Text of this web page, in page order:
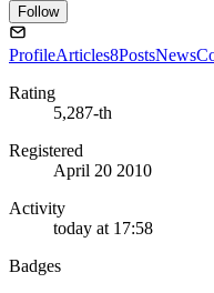
Follow
ProfileArticles8PostsNews
Rating
5,287-th
Registered
April 20 2010
Activity
today at 17:58
Badges